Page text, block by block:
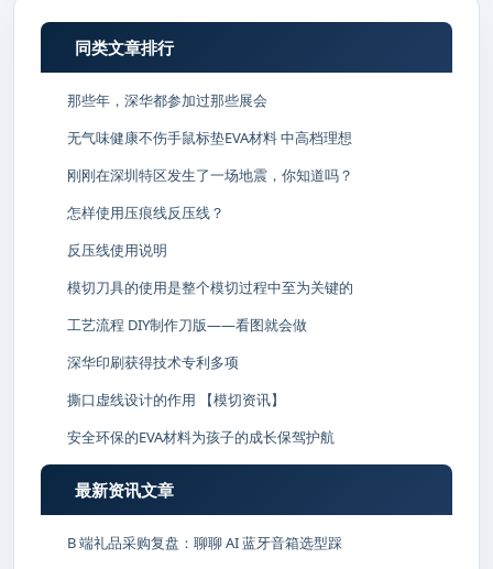
同类文章排行
那些年，深华都参加过那些展会
无气味健康不伤手鼠标垫EVA材料 中高档理想
刚刚在深圳特区发生了一场地震，你知道吗？
怎样使用压痕线反压线？
反压线使用说明
模切刀具的使用是整个模切过程中至为关键的
工艺流程 DIY制作刀版——看图就会做
深华印刷获得技术专利多项
撕口虚线设计的作用 【模切资讯】
安全环保的EVA材料为孩子的成长保驾护航
最新资讯文章
B 端礼品采购复盘：聊聊 AI 蓝牙音箱选型踩